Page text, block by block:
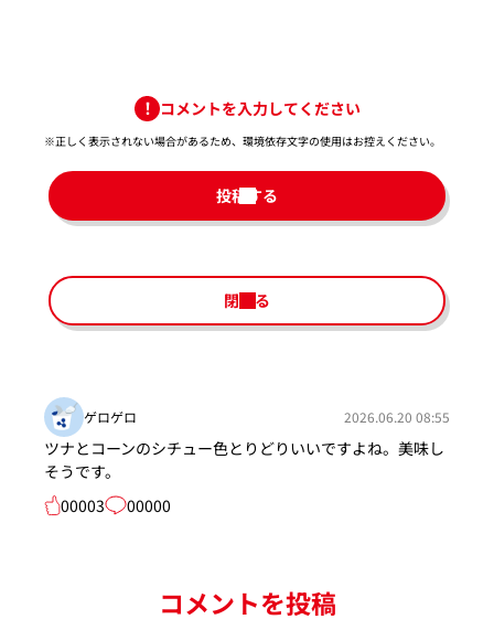
コメントを入力してください
※正しく表示されない場合があるため、環境依存文字の使用はお控えください。​
投稿する
閉じる
ゲロゲロ 2026.06.20 08:55
ツナとコーンのシチュー色とりどりいいですよね。美味し
そうです。
00003
00000
コメントを投稿